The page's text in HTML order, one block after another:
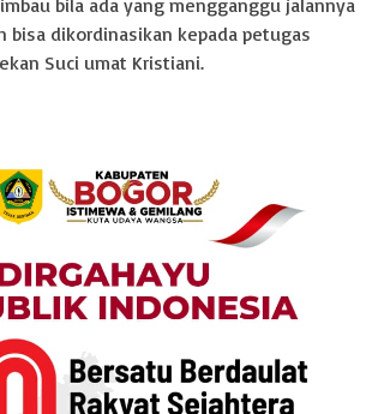
bila ada yang mengganggu jalannya
bisa dikordinasikan kepada petugas
Suci umat Kristiani.